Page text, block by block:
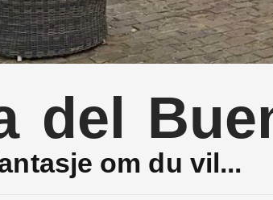
del
om du vil...